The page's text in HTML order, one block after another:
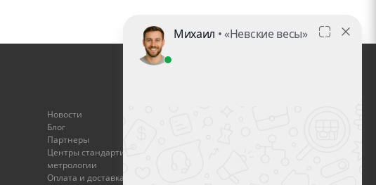
Новости
Блог
Партнеры
Центры стандартизации и
метрологии
Оплата и доставка